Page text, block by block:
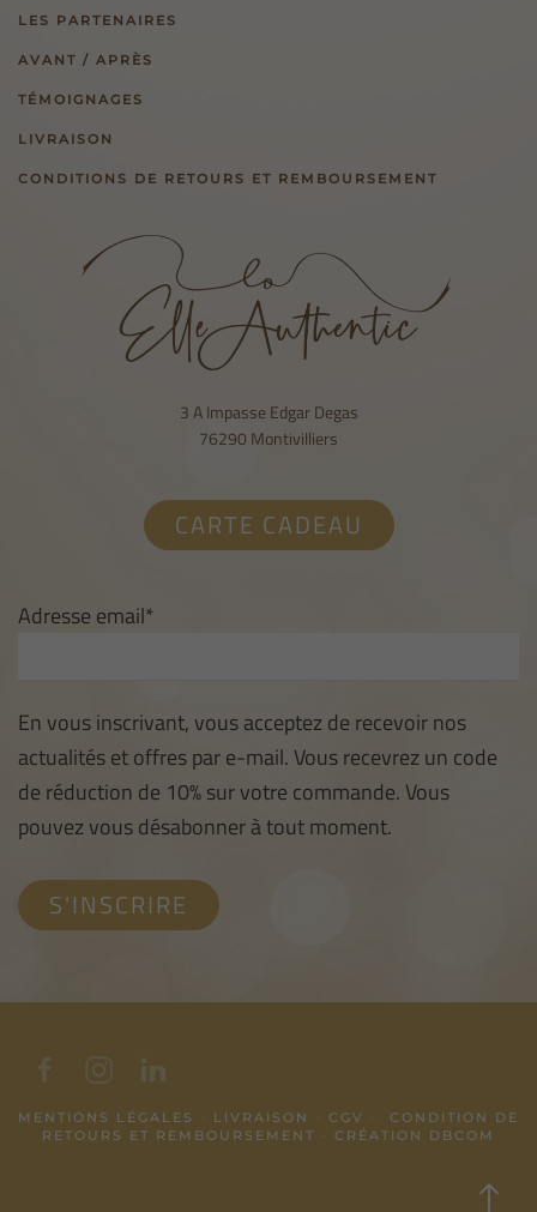
LES PARTENAIRES
AVANT / APRÈS
TÉMOIGNAGES
LIVRAISON
CONDITIONS DE RETOURS ET REMBOURSEMENT
3 A Impasse Edgar Degas
76290 Montivilliers
CARTE CADEAU
Adresse email*
En vous inscrivant, vous acceptez de recevoir nos
actualités et offres par e-mail. Vous recevrez un code
de réduction de 10% sur votre commande. Vous
pouvez vous désabonner à tout moment.
MENTIONS LÉGALES LIVRAISON CGV
CONDITION DE
RETOURS ET REMBOURSEMENT
CRÉATION DBCOM